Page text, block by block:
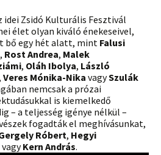
Zsidó Kulturális Fesztivál
élet olyan kiváló énekeseivel,
bő egy hét alatt, mintFalusi
, Rost Andrea, Malek
, Oláh Ibolya, László
Veres Mónika-Nika vagySzulák
nemcsak a prózai
is kiemelkedő
– a teljesség igénye nélkül –
fogadták el meghívásunkat,
Róbert, Hegyi
vagyKern András.